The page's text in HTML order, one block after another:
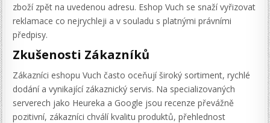
zboží zpět na uvedenou adresu. Eshop Vuch se snaží vyřizovat
reklamace co nejrychleji a v souladu s platnými právními
předpisy.
Zkušenosti Zákazníků
Zákazníci eshopu Vuch často oceňují široký sortiment, rychlé
dodání a vynikající zákaznický servis. Na specializovaných
serverech jako Heureka a Google jsou recenze převážně
pozitivní, zákazníci chválí kvalitu produktů, přehlednost